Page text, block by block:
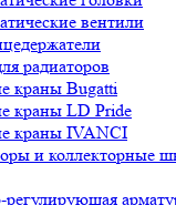
вентили
радиаторов
краны Bugatti
краны LD Pride
краны IVANCI
и коллекторные
регулирующая